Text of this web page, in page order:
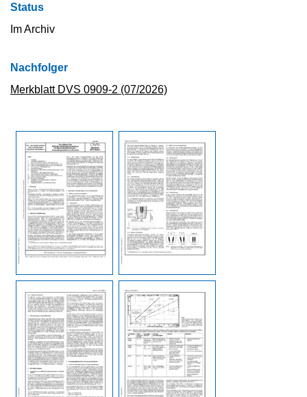
Status
Im Archiv
Nachfolger
Merkblatt DVS 0909-2 (07/2026)